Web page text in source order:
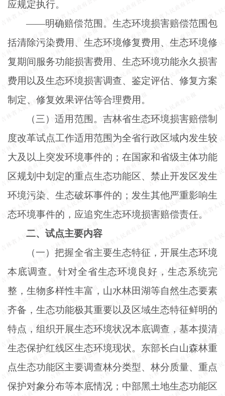
应规定执行。
——明确赔偿范围。生态环境损害赔偿范围包
括清除污染费用、生态环境修复费用、生态环境修
复期间服务功能损害费用、生态环境功能永久损害
费用以及生态环境损害调查、鉴定评估、修复方案
制定、修复效果评估等合理费用。
（三）适用范围。吉林省生态环境损害赔偿制
度改革试点工作适用范围为全省行政区域内发生较
大及以上突发环境事件的；在国家和省级主体功能
区规划中划定的重点生态功能区、禁止开发区发生
环境污染、生态破坏事件的；发生其他严重影响生
态环境事件的，应追究生态环境损害赔偿责任。
二、试点主要内容
（一）把握全省主要生态特征，开展生态环境
本底调查。针对全省生态环境良好，生态系统完
整，生物多样性丰富，山水林田湖等自然生态要素
齐备，生态功能极其重要以及区域生态特征鲜明的
特点，组织开展生态环境状况本底调查，基本摸清
生态保护红线区生态环境现状。东部长白山森林重
点生态功能区主要调查林分类型、林分质量、重点
保护对象分布等本底情况；中部黑土地生态功能区